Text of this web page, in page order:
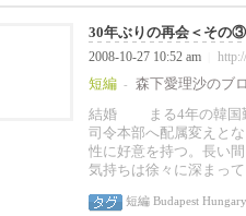
30年ぶりの再会＜その
2008-10-27 10:52 am
短編 -
森下愛理沙のブ
結婚 まる4年の韓国勤
司令本部へ配属変えと
性に好意を持つ。長い
気持ちは徐々に深まっ
短編 Budapest Hungary